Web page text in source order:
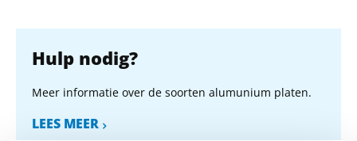
Hulp nodig?
Meer informatie over de soorten alumunium platen.
LEES MEER